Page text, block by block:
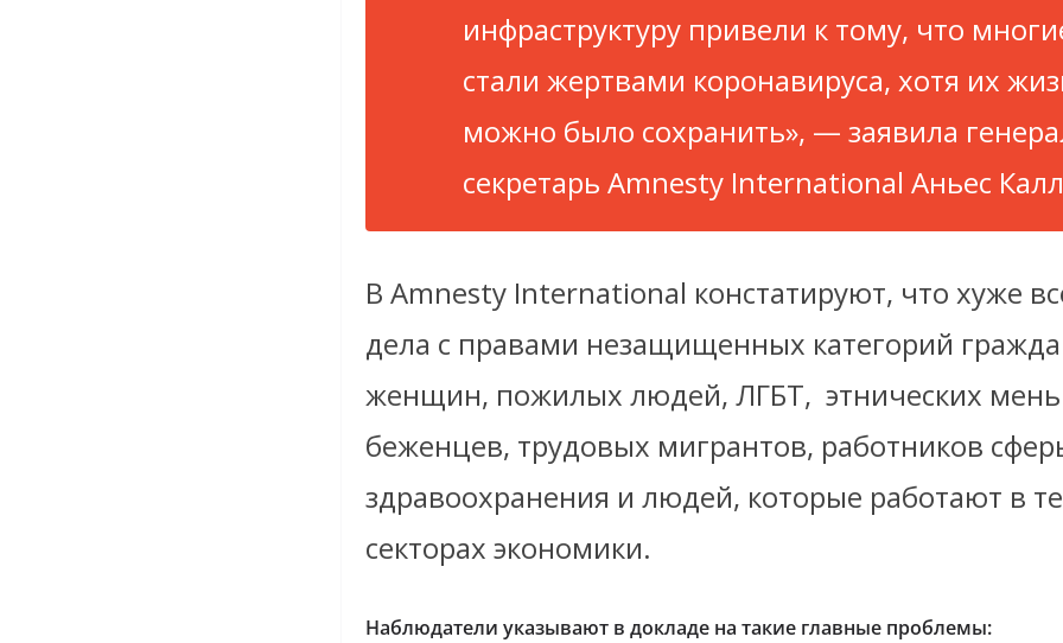
инфраструктуру привели к тому, что
стали жертвами коронавируса, хотя их
можно было сохранить», — заявила
секретарь Amnesty International Аньес
В Amnesty International констатируют, что хуже
дела с правами незащищенных категорий
женщин, пожилых людей, ЛГБТ, этнических
беженцев, трудовых мигрантов, работников
здравоохранения и людей, которые работают в
секторах экономики.
Наблюдатели указывают в докладе на такие главные проблемы: